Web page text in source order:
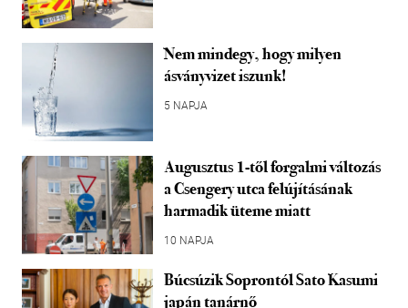
Nem mindegy, hogy milyen
ásványvizet iszunk!
5 NAPJA
Augusztus 1-től forgalmi változás
a Csengery utca felújításának
harmadik üteme miatt
10 NAPJA
Búcsúzik Soprontól Sato Kasumi
japán tanárnő